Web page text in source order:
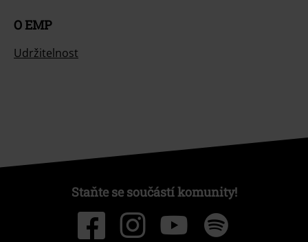
O EMP
Udržitelnost
Staňte se součástí komunity!